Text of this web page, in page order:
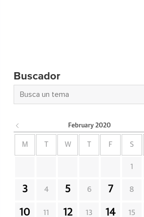
Buscador
February 2020
M W F S
1
3 4 5 6 7 8
10 11 12 13 14 15